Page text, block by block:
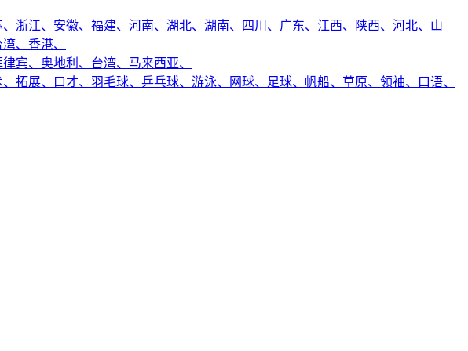
浙江、 安徽、 福建、 河南、 湖北、 湖南、 四川、 广东、 江西、 陕西、 河北、 山
、 香港、
宾、 奥地利、 台湾、 马来西亚、
拓展、 口才、 羽毛球、 乒乓球、 游泳、 网球、 足球、 帆船、 草原、 领袖、
口语、